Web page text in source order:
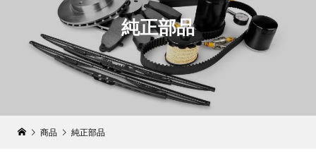
純正部品
商品 純正部品